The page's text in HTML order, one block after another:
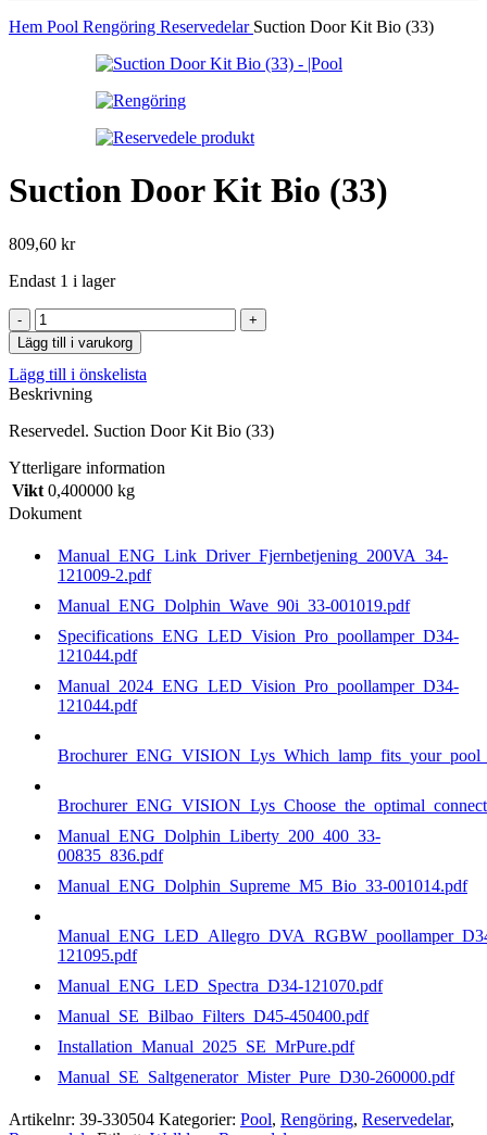
Hem Pool Rengöring Reservedelar Suction Door Kit Bio (33)
Suction Door Kit Bio (33)
809,60 kr
Endast 1 i lager
Suction
Door
Kit
Bio
(33)
Lägg till i varukorg
Lägg till i önskelista
Beskrivning
Reservedel. Suction Door Kit Bio (33)
Ytterligare information
Vikt 0,400000 kg
Dokument
Manual_ENG_Link_Driver_Fjernbetjening_200VA_34-
121009-2.pdf
Manual_ENG_Dolphin_Wave_90i_33-001019.pdf
Specifications_ENG_LED_Vision_Pro_poollamper_D34-
121044.pdf
Manual_2024_ENG_LED_Vision_Pro_poollamper_D34-
121044.pdf
Manual_ENG_Dolphin_Liberty_200_400_33-
00835_836.pdf
Manual_ENG_Dolphin_Supreme_M5_Bio_33-001014.pdf
121095.pdf
Manual_ENG_LED_Spectra_D34-121070.pdf
Manual_SE_Bilbao_Filters_D45-450400.pdf
Installation_Manual_2025_SE_MrPure.pdf
Manual_SE_Saltgenerator_Mister_Pure_D30-260000.pdf
Artikelnr: 39-330504 Kategorier: Pool, Rengöring, Reservedelar,